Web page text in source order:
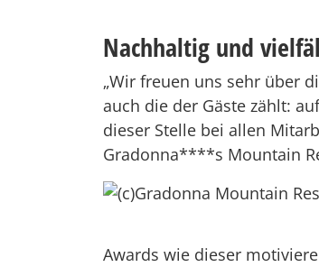
Nachhaltig und
„Wir freuen uns sehr über
auch die der Gäste zählt:
dieser Stelle bei allen
Gradonna****s Mountain
Awards wie dieser